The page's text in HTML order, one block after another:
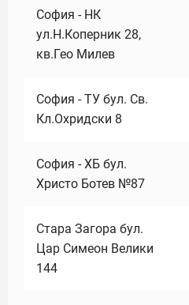
София - НК
ул.Н.Коперник 28,
кв.Гео Милев
София - ТУ бул. Св.
Кл.Охридски 8
София - ХБ бул.
Христо Ботев №87
Стара Загора бул.
Цар Симеон Велики
144